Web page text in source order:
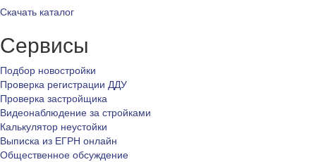
Скачать каталог
Сервисы
Подбор новостройки
Проверка регистрации ДДУ
Проверка застройщика
Видеонаблюдение за стройками
Калькулятор неустойки
Выписка из ЕГРН онлайн
Общественное обсуждение